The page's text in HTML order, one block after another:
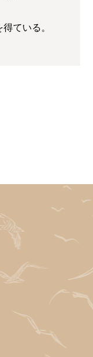
ている。